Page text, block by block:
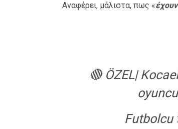
Αναφέρει, μάλιστα, πως «
🔴 ÖZEL|
Futbolcu